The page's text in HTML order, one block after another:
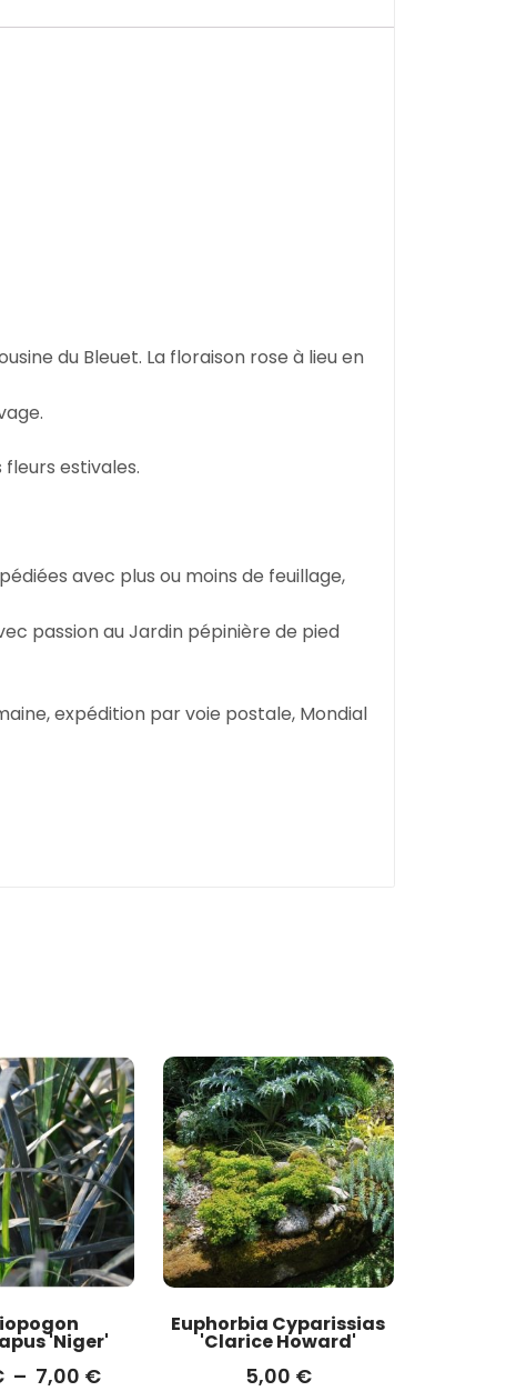
du Bleuet. La floraison rose à lieu en
estivales.
avec plus ou moins de feuillage,
passion au Jardin pépinière de pied
expédition par voie postale, Mondial
'Niger'
– 7,00 €
Euphorbia Cyparissias
'Clarice Howard'
5,00 €